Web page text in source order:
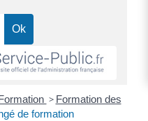
> Formation des
de formation